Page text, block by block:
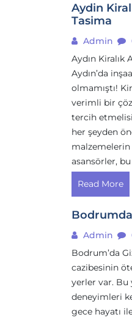
Aydin
Tasima
Admin
Aydın Kiralık
Aydın’da
olmamıştı!
verimli bir
tercih
her şeyden
malzemelerin
asansörler,
Read More
Admin
Bodrum’da
cazibesinin
yerler var. Bu
deneyimleri
gece hayatı